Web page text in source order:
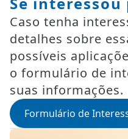
Caso tenha
detalhes sobre
possíveis
o formulário de
suas informações.
Formulário de